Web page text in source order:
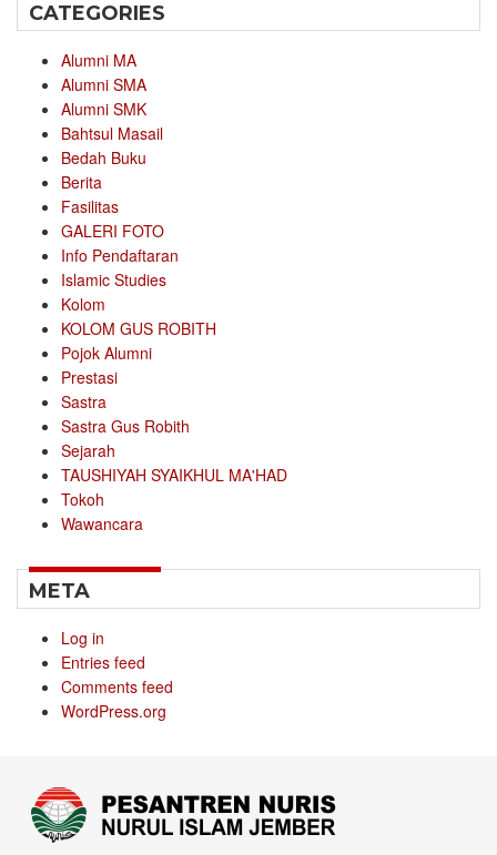
CATEGORIES
Alumni MA
Alumni SMA
Alumni SMK
Bahtsul Masail
Bedah Buku
Berita
Fasilitas
GALERI FOTO
Info Pendaftaran
Islamic Studies
Kolom
KOLOM GUS ROBITH
Pojok Alumni
Prestasi
Sastra
Sastra Gus Robith
Sejarah
TAUSHIYAH SYAIKHUL MA'HAD
Tokoh
Wawancara
META
Log in
Entries feed
Comments feed
WordPress.org